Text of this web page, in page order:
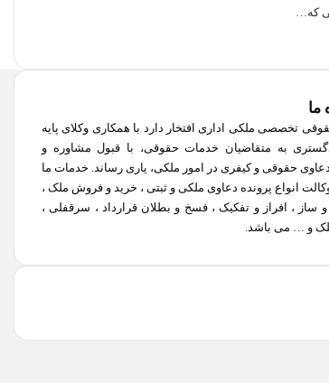
که…
ما
تخصصی ملکی اداری افتخار دارد با همکاری وکلای پایه
به متقاضیان خدمات حقوقی، با قبول مشاوره و
حقوقی و کیفری در امور ملکی، یاری رساند. خدمات ما
انواع پرونده دعاوی ملکی و ثبتی ، خرید و فروش ملک ،
ساز ، افراز و تفکیک ، فسخ و بطلان قرارداد ، سرقفلی ،
و … می باشد.